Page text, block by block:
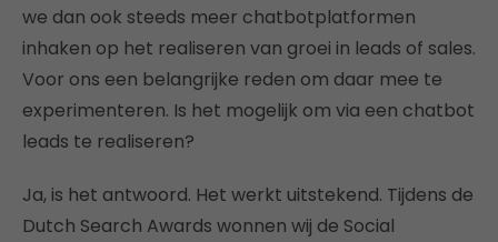
we dan ook steeds meer chatbotplatformen
inhaken op het realiseren van groei in leads of sales.
Voor ons een belangrijke reden om daar mee te
experimenteren. Is het mogelijk om via een chatbot
leads te realiseren?
Ja, is het antwoord. Het werkt uitstekend. Tijdens de
Dutch Search Awards wonnen wij de Social